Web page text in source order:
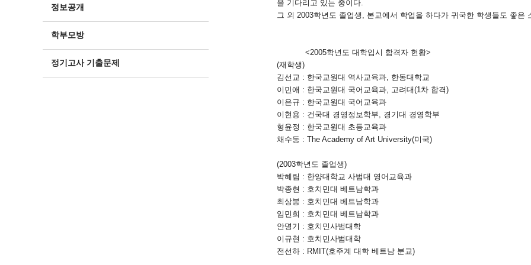
정보공개
학부모방
정기고사 기출문제
을 기다리고 있는 중이다.
그 외 2003학년도 졸업생, 본교에서 학업을 하다가 귀국한 학생들도 좋은
<2005학년도 대학입시 합격자 현황>
(재학생)
김선교 : 한국교원대 역사교육과, 한동대학교
이민애 : 한국교원대 국어교육과, 고려대(1차 합격)
이은규 : 한국교원대 국어교육과
이현용 : 건국대 경영정보학부, 경기대 경영학부
형윤정 : 한국교원대 초등교육과
채수동 : The Academy of Art University(미국)
(2003학년도 졸업생)
박혜림 : 한양대학교 사범대 영어교육과
박종현 : 호치민대 베트남학과
최상봉 : 호치민대 베트남학과
임민희 : 호치민대 베트남학과
안명기 : 호치민사범대학
이규현 : 호치민사범대학
전선하 : RMIT(호주계 대학 베트남 분교)